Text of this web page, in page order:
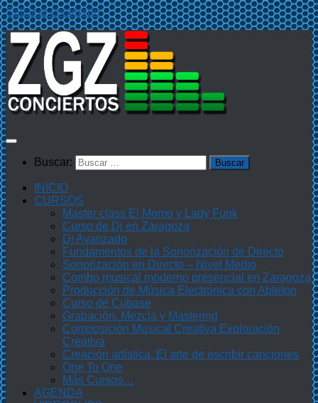
Saltar al contenido
Buscar:
INICIO
CURSOS
Master class El Momo y Lady Funk
Curso de Dj en Zaragoza
Dj Avanzado
Fundamentos de la Sonorización de Directo
Sonorización en Directo – Nivel Medio
Combo musical moderno presencial en Zaragoza
Producción de Música Electrónica con Ableton
Curso de Cubase
Grabación, Mezcla y Mastering
Composición Musical Creativa Exploración
Creativa
Creación artística. El arte de escribir canciones
One To One
Más Cursos…
AGENDA